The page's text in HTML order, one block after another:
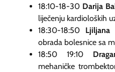
18:10-18-30 Darija
liječenju kardioloških
18:30-18:50 Ljiljana
obrada bolesnice sa
18:50 19:10
mehaničke